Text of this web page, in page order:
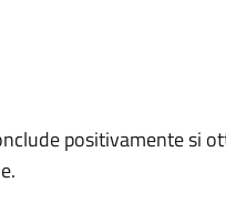
positivamente si